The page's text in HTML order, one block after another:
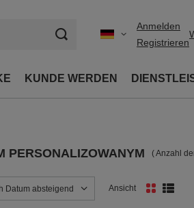
Anmelden
Registrieren
KUNDE WERDEN
PERSONALIZOWANYM ( Anzahl
Datum absteigend Ansicht